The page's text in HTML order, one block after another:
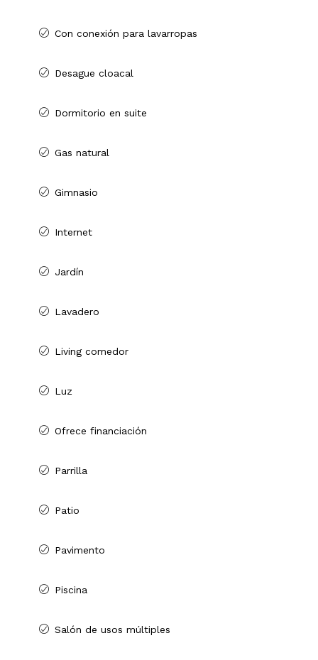
Con conexión para lavarropas
Desague cloacal
Dormitorio en suite
Gas natural
Gimnasio
Internet
Jardín
Lavadero
Living comedor
Luz
Ofrece financiación
Parrilla
Patio
Pavimento
Piscina
Salón de usos múltiples